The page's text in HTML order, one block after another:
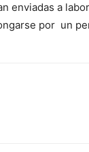
enviadas a
por un